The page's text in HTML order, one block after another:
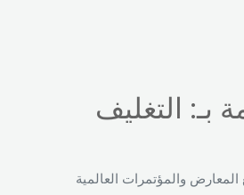
بـ: التغليف
والمؤتمرات العالمية